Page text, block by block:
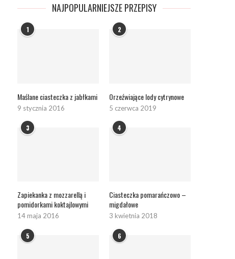
NAJPOPULARNIEJSZE PRZEPISY
1
Maślane ciasteczka z jabłkami
9 stycznia 2016
2
Orzeźwiające lody cytrynowe
5 czerwca 2019
3
Zapiekanka z mozzarellą i
pomidorkami koktajlowymi
14 maja 2016
4
Ciasteczka pomarańczowo –
migdałowe
3 kwietnia 2018
5 6